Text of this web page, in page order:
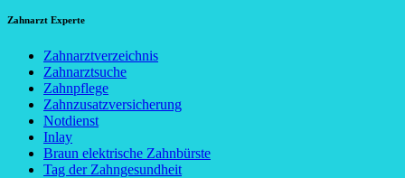
Zahnarzt Experte
Zahnarztverzeichnis
Zahnarztsuche
Zahnpflege
Zahnzusatzversicherung
Notdienst
Inlay
Braun elektrische Zahnbürste
Tag der Zahngesundheit